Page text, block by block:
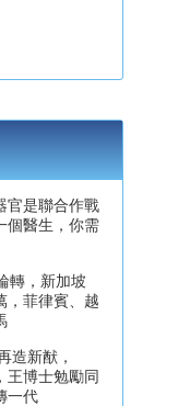
官是聯合作戰
個醫生，你需
轉，新加坡
，菲律賓、越
造新猷，
王博士勉勵同
一代